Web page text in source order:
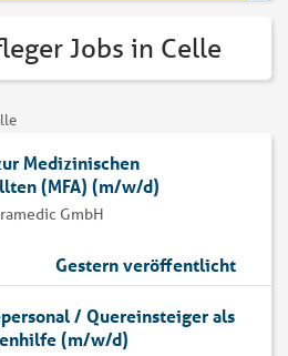
Jobs in Celle
Medizinischen
(MFA) (m/w/d)
GmbH
Gestern veröffentlicht
/ Quereinsteiger als
(m/w/d)